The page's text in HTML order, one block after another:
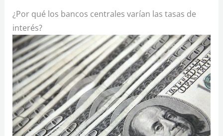
¿Por qué los bancos centrales varían las tasas de
interés?